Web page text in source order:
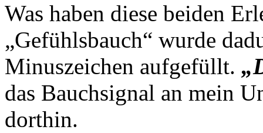
Was haben diese beiden
„Gefühlsbauch“ wurde
Minuszeichen aufgefüllt.
das Bauchsignal an mein
dorthin.